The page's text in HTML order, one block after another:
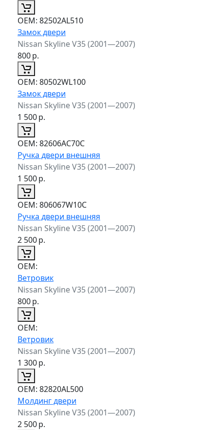
ОЕМ: 82502AL510
Замок двери
Nissan Skyline V35 (2001—2007)
800р.
ОЕМ: 80502WL100
Замок двери
Nissan Skyline V35 (2001—2007)
1 500р.
ОЕМ: 82606AC70C
Ручка двери внешняя
Nissan Skyline V35 (2001—2007)
1 500р.
ОЕМ: 806067W10C
Ручка двери внешняя
Nissan Skyline V35 (2001—2007)
2 500р.
ОЕМ:
Ветровик
Nissan Skyline V35 (2001—2007)
800р.
ОЕМ:
Ветровик
Nissan Skyline V35 (2001—2007)
1 300р.
ОЕМ: 82820AL500
Молдинг двери
Nissan Skyline V35 (2001—2007)
2 500р.